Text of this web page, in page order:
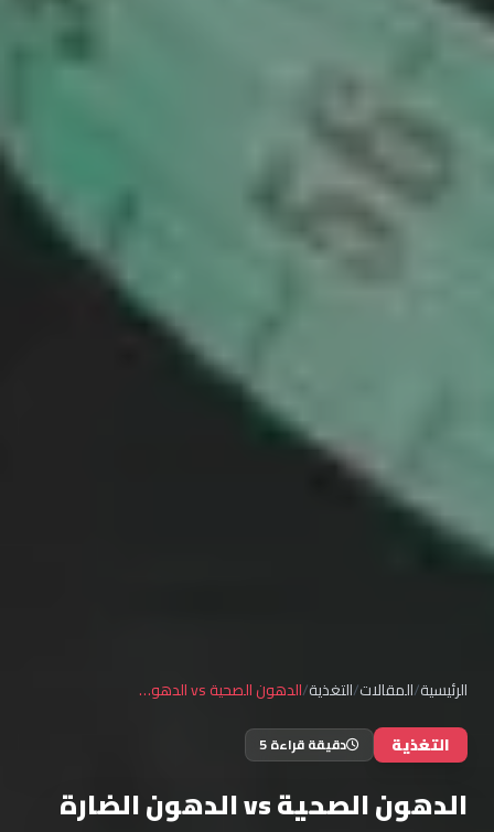
الرئيسية/المقالات/التغذية/
الدهون الصحية vs الدهون الضارة
التغذية
دقيقة قراءة 5
الدهون الصحية vs الدهون الضارة